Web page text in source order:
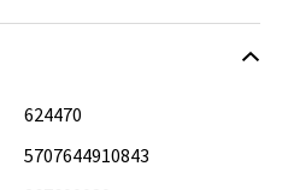
uttrykk, eller miks
– perfekt til små, søte
624470
5707644910843
Velg